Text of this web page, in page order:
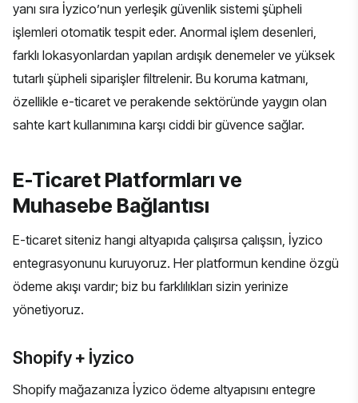
yanı sıra İyzico’nun yerleşik güvenlik sistemi şüpheli
işlemleri otomatik tespit eder. Anormal işlem desenleri,
farklı lokasyonlardan yapılan ardışık denemeler ve yüksek
tutarlı şüpheli siparişler filtrelenir. Bu koruma katmanı,
özellikle e-ticaret ve perakende sektöründe yaygın olan
sahte kart kullanımına karşı ciddi bir güvence sağlar.
E-Ticaret Platformları ve
Muhasebe Bağlantısı
E-ticaret siteniz hangi altyapıda çalışırsa çalışsın, İyzico
entegrasyonunu kuruyoruz. Her platformun kendine özgü
ödeme akışı vardır; biz bu farklılıkları sizin yerinize
yönetiyoruz.
Shopify + İyzico
Shopify mağazanıza İyzico ödeme altyapısını entegre